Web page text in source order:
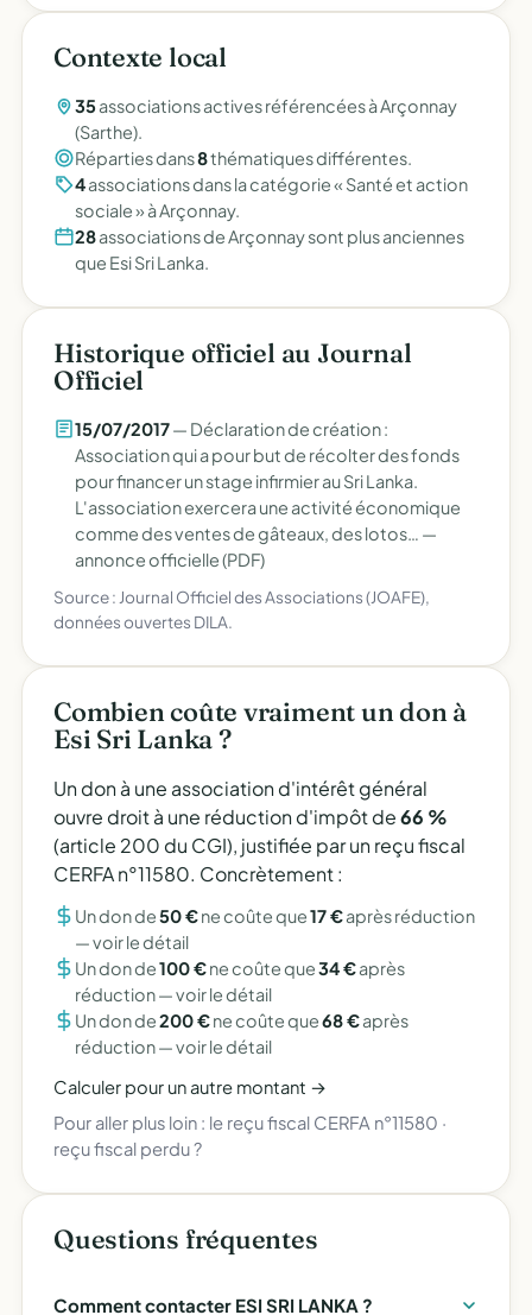
Contexte local
35associations actives référencées à Arçonnay
(Sarthe).
Réparties dans8thématiques différentes.
4associations dans la catégorie « Santé et action
sociale » à Arçonnay.
28associations de Arçonnay sont plus anciennes
que Esi Sri Lanka.
Historique officiel au Journal
Officiel
15/07/2017— Déclaration de création :
Association qui a pour but de récolter des fonds
pour financer un stage infirmier au Sri Lanka.
L'association exercera une activité économique
comme des ventes de gâteaux, des lotos… —
annonce officielle (PDF)
Source : Journal Officiel des Associations (JOAFE),
données ouvertes DILA.
Combien coûte vraiment un don à
Esi Sri Lanka ?
Un don à une association d'intérêt général
ouvre droit à une réduction d'impôt de66 %
(article 200 du CGI), justifiée par un reçu fiscal
CERFA n°11580. Concrètement :
Un don de50 €ne coûte que17 €après réduction
—voir le détail
Un don de100 €ne coûte que34 €après
réduction —voir le détail
Un don de200 €ne coûte que68 €après
réduction —voir le détail
Calculer pour un autre montant →
Pour aller plus loin : le reçu fiscal CERFA n°11580 ·
reçu fiscal perdu ?
Questions fréquentes
Comment contacter ESI SRI LANKA ?